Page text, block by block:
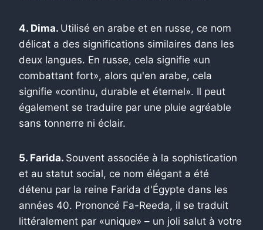
4. Dima. Utilisé en arabe et en russe, ce nom
délicat a des significations similaires dans les
deux langues. En russe, cela signifie «un
combattant fort», alors qu'en arabe, cela
signifie «continu, durable et éternel». Il peut
également se traduire par une pluie agréable
sans tonnerre ni éclair.
5. Farida. Souvent associée à la sophistication
et au statut social, ce nom élégant a été
détenu par la reine Farida d'Égypte dans les
années 40. Prononcé Fa-Reeda, il se traduit
littéralement par «unique» – un joli salut à votre